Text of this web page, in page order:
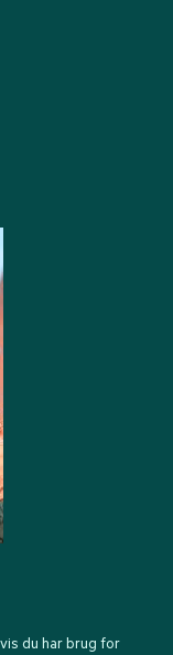
du har brug for